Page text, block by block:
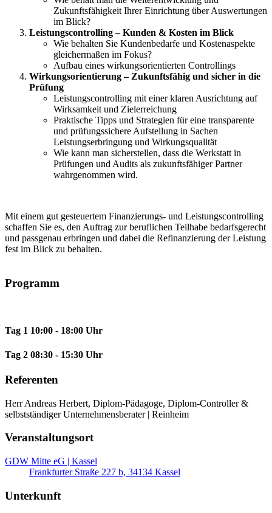
Zukunftsfähigkeit Ihrer Einrichtung über Auswertungen
im Blick?
Leistungscontrolling – Kunden & Kosten im Blick
Wie behalten Sie Kundenbedarfe und Kostenaspekte
gleichermaßen im Fokus?
Aufbau eines wirkungsorientierten Controllings
Wirkungsorientierung – Zukunftsfähig und sicher in die
Prüfung
Leistungscontrolling mit einer klaren Ausrichtung auf
Wirksamkeit und Zielerreichung
Praktische Tipps und Strategien für eine transparente
und prüfungssichere Aufstellung in Sachen
Leistungserbringung und Wirkungsqualität
Wie kann man sicherstellen, dass die Werkstatt in
Prüfungen und Audits als zukunftsfähiger Partner
wahrgenommen wird.
Mit einem gut gesteuertem Finanzierungs- und Leistungscontrolling
schaffen Sie es, den Auftrag zur beruflichen Teilhabe bedarfsgerecht
und passgenau erbringen und dabei die Refinanzierung der Leistung
fest im Blick zu behalten.
Programm
Tag 1 10:00 - 18:00 Uhr
Tag 2 08:30 - 15:30 Uhr
Referenten
Herr Andreas Herbert, Diplom-Pädagoge, Diplom-Controller &
selbstständiger Unternehmensberater | Reinheim
Veranstaltungsort
GDW Mitte eG | Kassel
Frankfurter Straße 227 b, 34134 Kassel
Unterkunft